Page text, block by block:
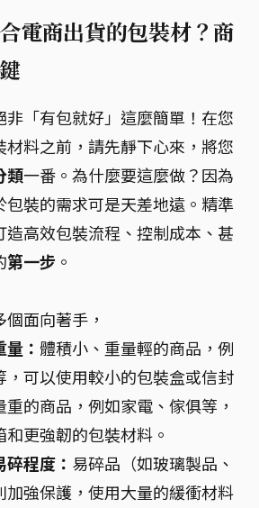
電商出貨的包裝材？商
非「有包就好」這麼簡單！在您
材料之前，請先靜下心來，將您
類一番。為什麼要這麼做？因為
包裝的需求可是天差地遠。精準
造高效包裝流程、控制成本、甚
第一步 。
面向著手，
： 體積小、重量輕的商品，例
，可以使用較小的包裝盒或信封
的商品，例如家電、傢俱等，
更強韌的包裝材料。
程度： 易碎品（如玻璃製品、
加強保護，使用大量的緩衝材料